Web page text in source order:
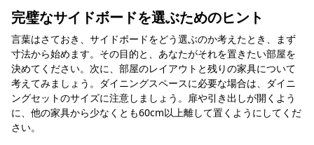
完璧なサイドボードを選ぶためのヒント
言葉はさておき、サイドボードをどう選ぶのか考えたとき、まず
寸法から始めます。その目的と、あなたがそれを置きたい部屋を
決めてください。次に、部屋のレイアウトと残りの家具について
考えてみましょう。ダイニングスペースに必要な場合は、ダイニ
ングセットのサイズに注意しましょう。扉や引き出しが開くよう
に、他の家具から少なくとも60cm以上離して置くようにしてくだ
さい。